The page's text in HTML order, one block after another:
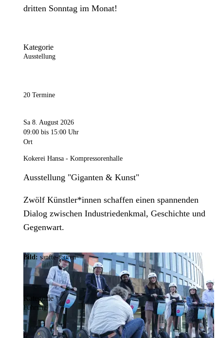
dritten Sonntag im Monat!
Kategorie
Ausstellung
20 Termine
Sa 8. August 2026
09:00 bis 15:00 Uhr
Ort
Kokerei Hansa - Kompressorenhalle
Ausstellung "Giganten & Kunst"
Zwölf Künstler*innen schaffen einen spannenden
Dialog zwischen Industriedenkmal, Geschichte und
Gegenwart.
Bild: sanfte-touren
Kategorie
Führung